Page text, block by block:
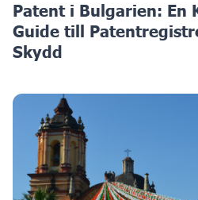
Patent i Bulgarien: En
Guide till
Skydd